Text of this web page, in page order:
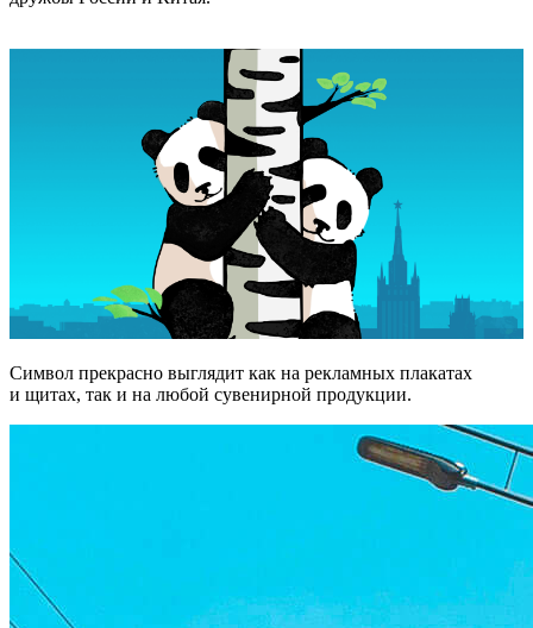
Символ прекрасно выглядит как на рекламных плакатах
и щитах, так и на любой сувенирной продукции.